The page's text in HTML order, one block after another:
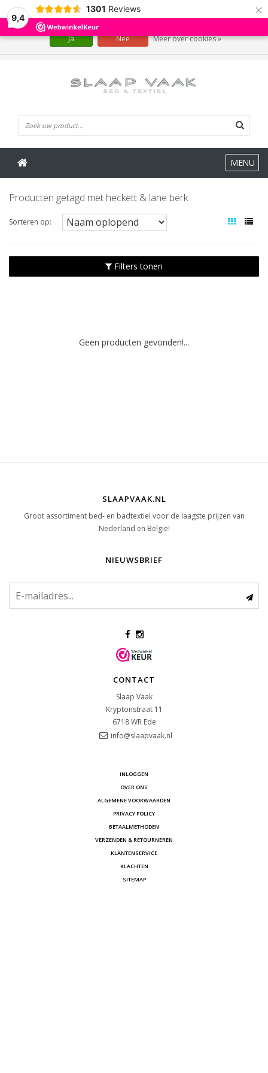
9,4
1301 Reviews ×
MENU
Producten getagd met heckett & lane berk
Sorteren op:
Filters tonen
Geen producten gevonden!...
SLAAPVAAK.NL
Groot assortiment bed- en badtextiel voor de laagste prijzen van
Nederland en België!
NIEUWSBRIEF
CONTACT
Slaap Vaak
Kryptonstraat 11
6718 WR Ede
info@slaapvaak.nl
INLOGGEN
OVER ONS
ALGEMENE VOORWAARDEN
PRIVACY POLICY
BETAALMETHODEN
VERZENDEN & RETOURNEREN
KLANTENSERVICE
KLACHTEN
SITEMAP
Wij slaan cookies op om onze website te verbeteren. Is dat akkoord?
Ja Nee Meer over cookies »